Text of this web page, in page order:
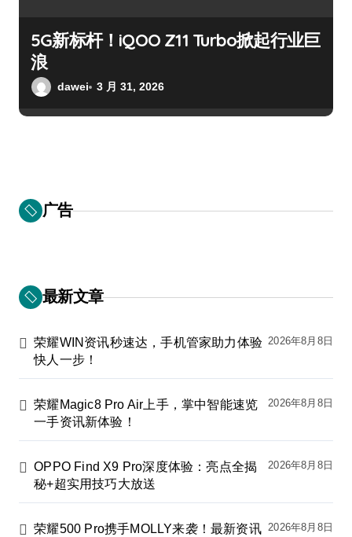
5G新标杆！iQOO Z11 Turbo掀起行业巨
浪
dawei 3 月 31, 2026
广告
最新文章
荣耀WIN资讯秒速达，手机管家助力体验
快人一步！
2026年8月8日
荣耀Magic8 Pro Air上手，掌中智能速览
一手资讯新体验！
2026年8月8日
OPPO Find X9 Pro深度体验：亮点全揭
秘+超实用技巧大放送
2026年8月8日
荣耀500 Pro携手MOLLY来袭！最新资讯 2026年8月8日